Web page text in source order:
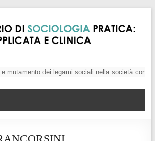
dei legami sociali nella società